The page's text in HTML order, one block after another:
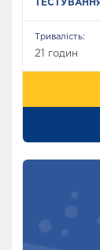
ТЕСТУВАННЯ
Тривалість:
21 годин